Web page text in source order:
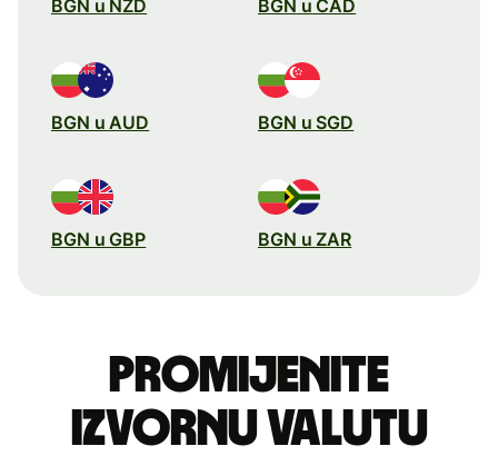
BGN u NZD BGN u CAD
BGN u AUD BGN u SGD
BGN u GBP BGN u ZAR
Promijenite
izvornu valutu